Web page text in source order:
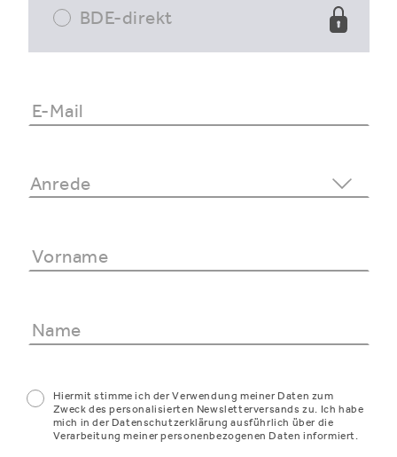
BDE-direkt
Hiermit stimme ich der Verwendung meiner Daten zum
Zweck des personalisierten Newsletterversands zu. Ich habe
mich in der Datenschutzerklärung ausführlich über die
Verarbeitung meiner personenbezogenen Daten informiert.